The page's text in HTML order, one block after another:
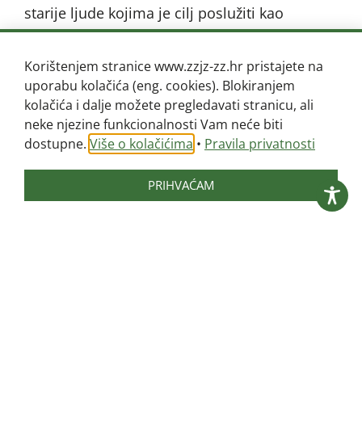
starije ljude kojima je cilj poslužiti kao
vodstvo u osiguravanju unapređenja zaštite
zdravlja starijih i poboljšanje kvalitete
njihovog življenja. Jedno od načela se
usmjerava na „postizanje najbolje moguće
razine tjelesnoga, društvenog i emotivnog
blagostanja, te sprječavanje ili odgodu
početka bolesti.“ Tako je cijelo desetljeće
2020. – 2030. na 73. skupštini Svjetske
Korištenjem stranice www.zzjz-zz.hr pristajete na
uporabu kolačića (eng. cookies). Blokiranjem
kolačića i dalje možete pregledavati stranicu, ali
neke njezine funkcionalnosti Vam neće biti
dostupne. Više o kolačićima • Pravila privatnosti
PRIHVAĆAM